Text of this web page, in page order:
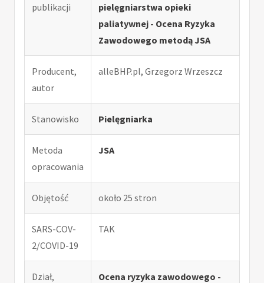
publikacji
pielęgniarstwa opieki
paliatywnej - Ocena Ryzyka
Zawodowego metodą JSA
Producent,
autor
alleBHP.pl, Grzegorz Wrzeszcz
Stanowisko Pielęgniarka
Metoda
opracowania
JSA
Objętość około 25 stron
SARS-COV-
2/COVID-19
TAK
Dział,
Ocena ryzyka zawodowego -